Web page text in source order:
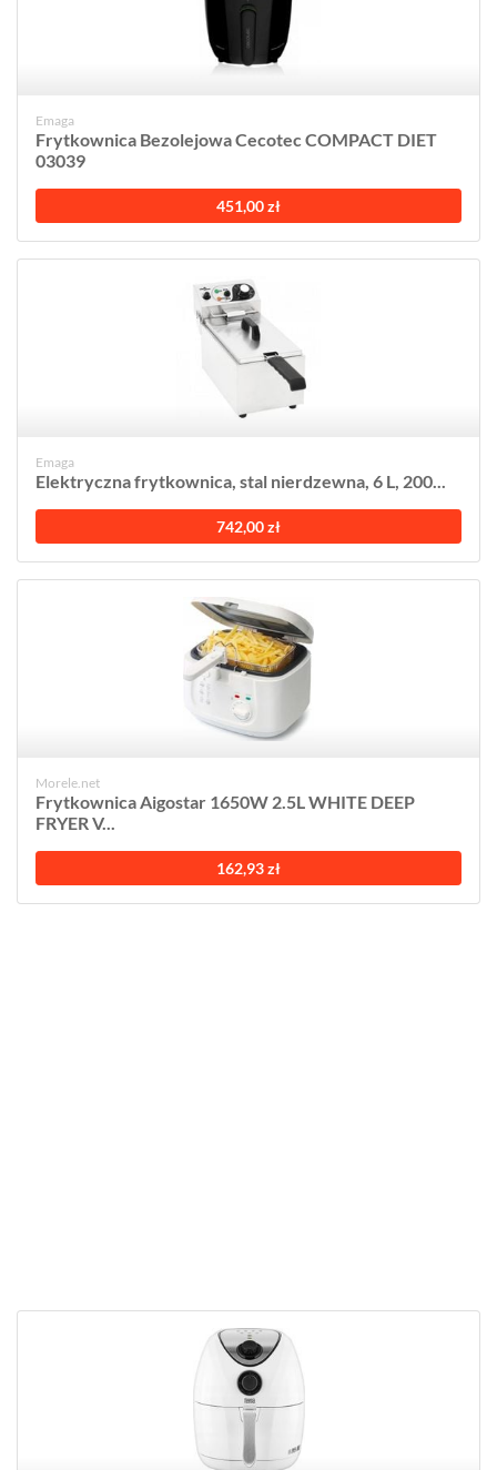
Emaga
Frytkownica Bezolejowa Cecotec COMPACT DIET
03039
451,00 zł
Emaga
Elektryczna frytkownica, stal nierdzewna, 6 L, 200...
742,00 zł
Morele.net
Frytkownica Aigostar 1650W 2.5L WHITE DEEP
FRYER V...
162,93 zł